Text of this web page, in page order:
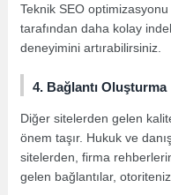
Teknik SEO
tarafından daha kolay
deneyimini artırabilirsiniz.
4. Bağlantı Oluşturma
Diğer sitelerden gelen
önem taşır. Hukuk ve
sitelerden, firma
gelen bağlantılar,